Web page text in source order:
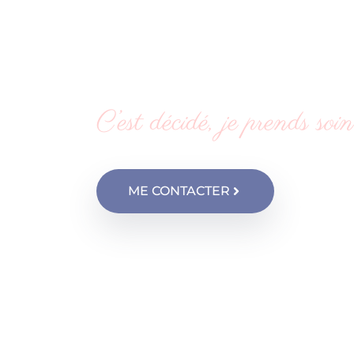
C’est décidé, je prends
ME CONTACTER